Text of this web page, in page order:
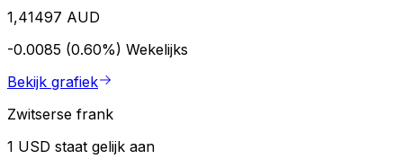
1,41497 AUD
-0.0085 (0.60%) Wekelijks
Bekijk grafiek
Zwitserse frank
1 USD staat gelijk aan